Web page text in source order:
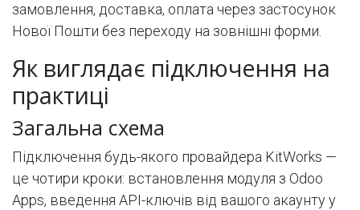
замовлення, доставка, оплата через застосунок
Нової Пошти без переходу на зовнішні форми.
Як виглядає підключення на
практиці
Загальна схема
Підключення будь-якого провайдера KitWorks —
це чотири кроки: встановлення модуля з Odoo
Apps, введення API-ключів від вашого акаунту у